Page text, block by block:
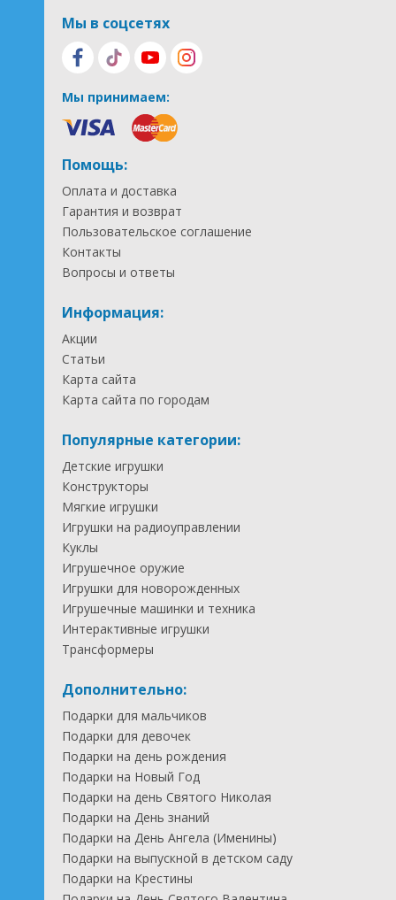
Мы в соцсетях
Мы принимаем:
Помощь:
Оплата и доставка
Гарантия и возврат
Пользовательское соглашение
Контакты
Вопросы и ответы
Информация:
Акции
Статьи
Карта сайта
Карта сайта по городам
Популярные категории:
Детские игрушки
Конструкторы
Мягкие игрушки
Игрушки на радиоуправлении
Куклы
Игрушечное оружие
Игрушки для новорожденных
Игрушечные машинки и техника
Интерактивные игрушки
Трансформеры
Дополнительно:
Подарки для мальчиков
Подарки для девочек
Подарки на день рождения
Подарки на Новый Год
Подарки на день Святого Николая
Подарки на День знаний
Подарки на День Ангела (Именины)
Подарки на выпускной в детском саду
Подарки на Крестины